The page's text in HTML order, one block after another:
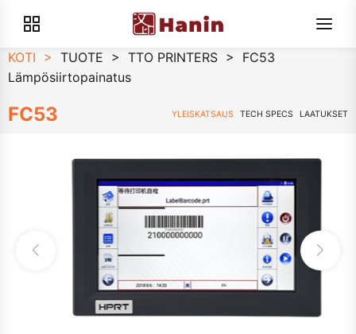
KOTI > TUOTE > TTO PRINTERS >
FC53
Lämpösiirtopainatus
FC53 YLEISKATSAUS TECH SPECS LAATUKSET